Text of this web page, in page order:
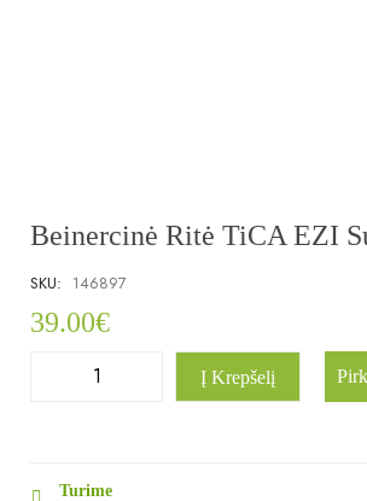
Beinercinė Ritė TiCA EZI
SKU: 146897
39.00€
Į Krepšelį
Turime